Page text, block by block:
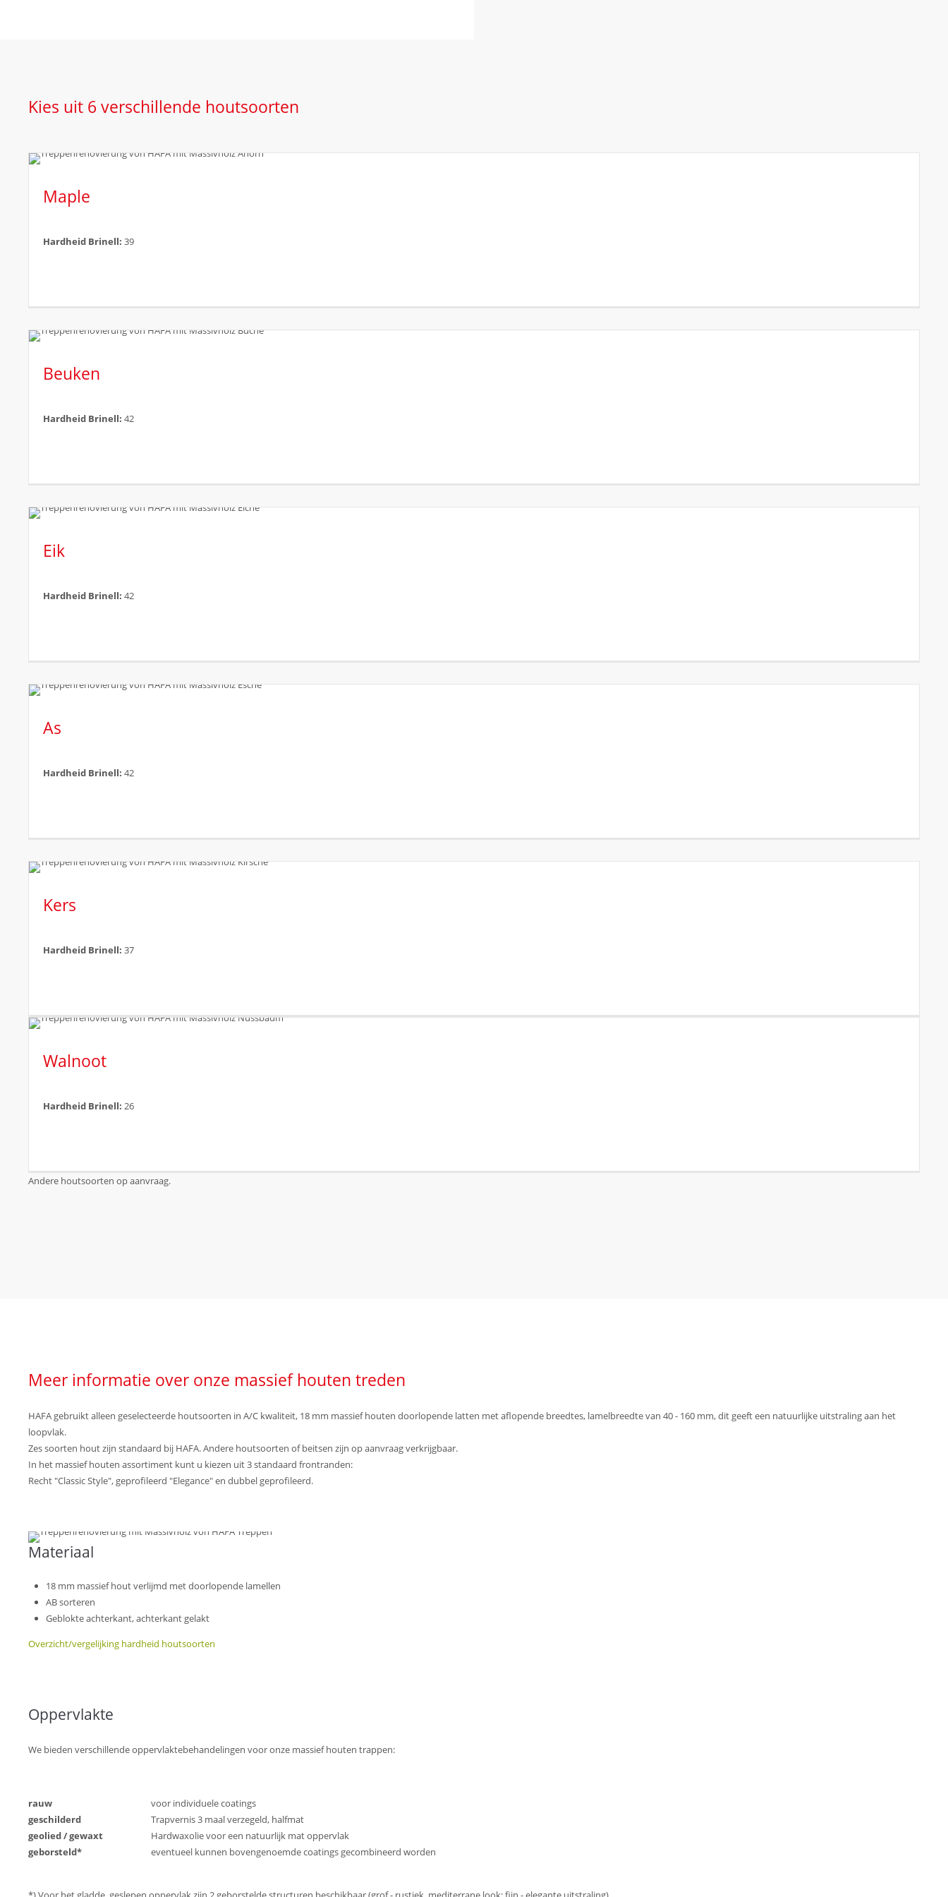
Kies uit 6 verschillende houtsoorten
Maple
Hardheid Brinell: 39
Beuken
Hardheid Brinell: 42
Eik
Hardheid Brinell: 42
As
Hardheid Brinell: 42
Kers
Hardheid Brinell: 37
Walnoot
Hardheid Brinell: 26
Andere houtsoorten op aanvraag.
Meer informatie over onze massief houten treden
HAFA gebruikt alleen geselecteerde houtsoorten in A/C kwaliteit, 18 mm massief houten doorlopende latten met aflopende breedtes, lamelbreedte van 40 - 160 mm, dit geeft een natuurlijke uitstraling aan het
loopvlak.
Zes soorten hout zijn standaard bij HAFA. Andere houtsoorten of beitsen zijn op aanvraag verkrijgbaar.
In het massief houten assortiment kunt u kiezen uit 3 standaard frontranden:
Recht "Classic Style", geprofileerd "Elegance" en dubbel geprofileerd.
Materiaal
18 mm massief hout verlijmd met doorlopende lamellen
AB sorteren
Geblokte achterkant, achterkant gelakt
Overzicht/vergelijking hardheid houtsoorten
Oppervlakte
We bieden verschillende oppervlaktebehandelingen voor onze massief houten trappen:
rauw
voor individuele coatings
geschilderd
Trapvernis 3 maal verzegeld, halfmat
geolied / gewaxt
Hardwaxolie voor een natuurlijk mat oppervlak
geborsteld*
eventueel kunnen bovengenoemde coatings gecombineerd worden